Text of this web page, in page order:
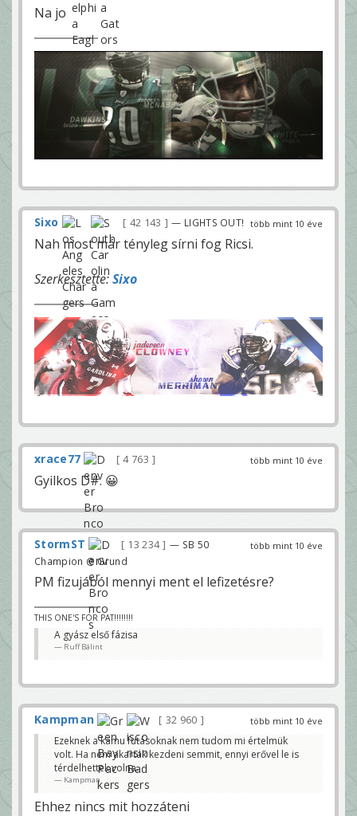
Na jo
több mint 10 éve
Sixo 42 143 — LIGHTS OUT!
Nah most már tényleg sírni fog Ricsi.
Szerkesztette:Sixo
több mint 10 éve
xrace77 4 763
Gyilkos D#. 😀
több mint 10 éve
StormST 13 234
— SB 50
Champion @ Grund
PM fizujából mennyi ment el lefizetésre?
THIS ONE'S FOR PAT!!!!!!!!
A gyász első fázisa
Ruff Bálint
több mint 10 éve
Kampman
32 960
Ezeknek a kamu futásoknak nem tudom mi értelmük
volt. Ha nem akartak kezdeni semmit, ennyi erővel le is
térdelhettek volna.
Kampman
Ehhez nincs mit hozzáteni